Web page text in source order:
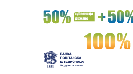
07:58:Sajns: "Bio sam u šoku"
Malo ko je znao: Evo šta od
07:52:Nova eskalacija na istoku: